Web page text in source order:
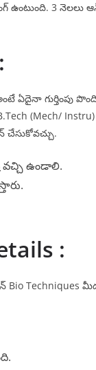
ఉంటుంది. 3
గుర్తింపు
(Mech/
వచ్చి ఉండాలి.
:
Techniques మీద